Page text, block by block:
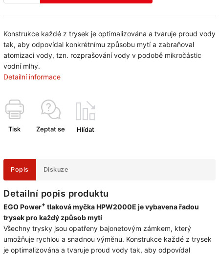
Konstrukce každé z trysek je optimalizována a tvaruje proud vody
tak, aby odpovídal konkrétnímu způsobu mytí a zabraňoval
atomizaci vody, tzn. rozprašování vody v podobě mikročástic
vodní mlhy.
Detailní informace
Tisk Zeptat se Hlídat
Popis Diskuze
Detailní popis produktu
EGO Power+ tlaková myčka HPW2000E je vybavena řadou
trysek pro každý způsob mytí
Všechny trysky jsou opatřeny bajonetovým zámkem, který
umožňuje rychlou a snadnou výměnu. Konstrukce každé z trysek
je optimalizována a tvaruje proud vody tak, aby odpovídal